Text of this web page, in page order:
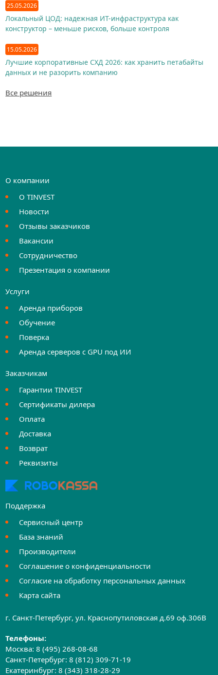
25.05.2026
Локальный ЦОД: надежная ИТ-инфраструктура как
конструктор – меньше рисков, больше контроля
15.05.2026
Лучшие корпоративные СХД 2026: как хранить петабайты
данных и не разорить компанию
Все решения
О компании
О TINVEST
Новости
Отзывы заказчиков
Вакансии
Сотрудничество
Презентация о компании
Услуги
Аренда приборов
Обучение
Поверка
Аренда серверов с GPU под ИИ
Заказчикам
Гарантии TINVEST
Сертификаты дилера
Оплата
Доставка
Возврат
Реквизиты
Поддержка
Сервисный центр
База знаний
Производители
Соглашение о конфиденциальности
Согласие на обработку персональных данных
Карта сайта
г. Санкт-Петербург, ул. Краснопутиловская д.69 оф.306B
Телефоны:
Москва:8 (495) 268-08-68
Санкт-Петербург:8 (812) 309-71-19
Екатеринбург:8 (343) 318-28-29